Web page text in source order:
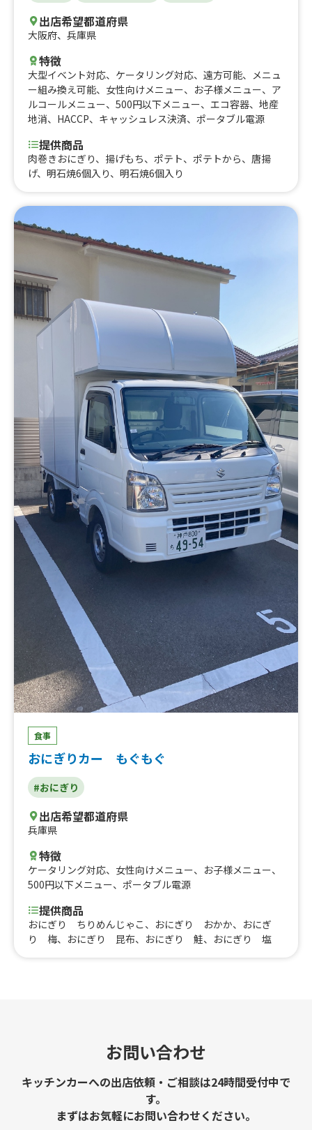
出店希望都道府県
大阪府、 兵庫県
特徴
大型イベント対応、 ケータリング対応、 遠方可能、
メニュ
ー組み換え可能、 女性向けメニュー、 お子様メニュー、 ア
ルコールメニュー、 500円以下メニュー、 エコ容器、 地産
地消、 HACCP、 キャッシュレス決済、 ポータブル電源
提供商品
肉巻きおにぎり、揚げもち、ポテト、ポテトから、唐揚
げ、明石焼6個入り、明石焼6個入り
食事
おにぎりカー もぐもぐ
#おにぎり
出店希望都道府県
兵庫県
特徴
ケータリング対応、 女性向けメニュー、 お子様メニュー、
500円以下メニュー、 ポータブル電源
提供商品
おにぎり ちりめんじゃこ、おにぎり おかか、おにぎ
り 梅、おにぎり 昆布、おにぎり 鮭、おにぎり 塩
お問い合わせ
キッチンカーへの出店依頼・ご相談は24時間受付中で
す。
まずはお気軽にお問い合わせください。